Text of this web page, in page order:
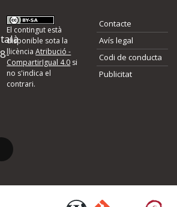
nos millores o
o voleu proposar alguna millora, ompliu els
proposeu o l'error del qual voleu informar-
*
El contingut està
disponible sota la
llicènciaAtribució -
CompartirIgual 4.0 si
no s'indica el
contrari.
Contacte
Avís legal
Codi de conducta
Publicitat